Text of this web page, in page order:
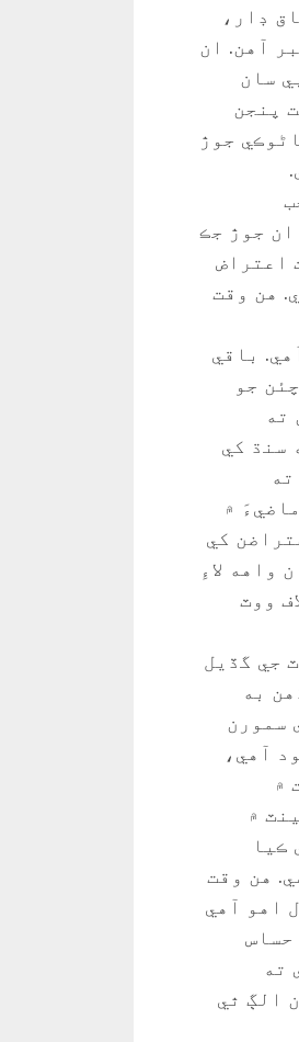
ڊار،
آهن. ان
سان
پنجن
جوڙ
شق (10) 5 موجب
جوڙ جڪ
اعتراض
هن وقت
باقي
جو
ته
سنڌ کي
۾
کي
واهه لاءِ
ووٽ
جي گڏيل
به
سمورن
آهي،
حمايت ۾
۾
ڪيا
هن وقت
اهو آهي
حساس
ته
الڳ ٿي